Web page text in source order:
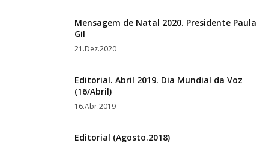
Mensagem de Natal 2020. Presidente Paula
Gil
21.Dez.2020
Editorial. Abril 2019. Dia Mundial da Voz
(16/Abril)
16.Abr.2019
Editorial (Agosto.2018)